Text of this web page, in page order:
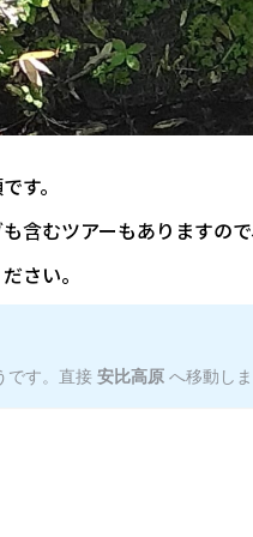
す。
含むツアーもありますの
さい。